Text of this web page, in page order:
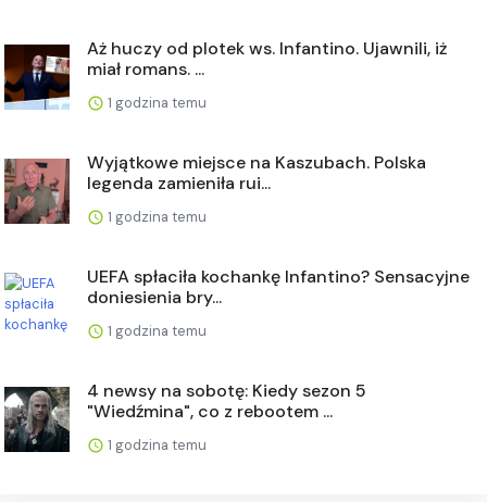
Aż huczy od plotek ws. Infantino. Ujawnili, iż
miał romans. ...
1 godzina temu
Wyjątkowe miejsce na Kaszubach. Polska
legenda zamieniła rui...
1 godzina temu
UEFA spłaciła kochankę Infantino? Sensacyjne
doniesienia bry...
1 godzina temu
4 newsy na sobotę: Kiedy sezon 5
"Wiedźmina", co z rebootem ...
1 godzina temu